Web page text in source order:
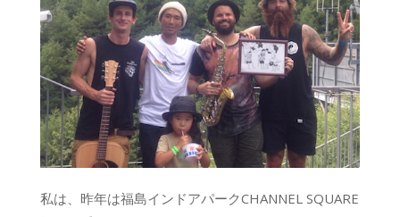
私は、昨年は福島インドアパークCHANNEL SQUARE